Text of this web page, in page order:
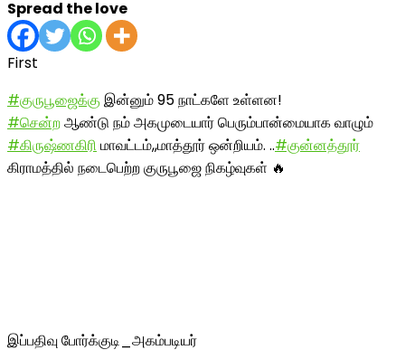
Spread the love
First
#குருபூஜைக்குஇன்னும் 95 நாட்களே உள்ளன!
#சென்றஆண்டு நம் அகமுடையார் பெரும்பான்மையாக வாழும்
#கிருஷ்ணகிரி மாவட்டம்,,மாத்தூர் ஒன்றியம். ..#குன்னத்தூர்
கிராமத்தில் நடைபெற்ற குருபூஜை நிகழ்வுகள் 🔥
இப்பதிவு போர்க்குடி_அகம்படியர்